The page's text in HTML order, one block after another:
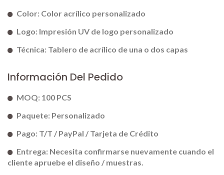
Color: Color acrílico personalizado
Logo: Impresión UV de logo personalizado
Técnica: Tablero de acrílico de una o dos capas
Información Del Pedido
MOQ: 100 PCS
Paquete: Personalizado
Pago: T/T / PayPal / Tarjeta de Crédito
Entrega: Necesita confirmarse nuevamente cuando el
cliente apruebe el diseño / muestras.